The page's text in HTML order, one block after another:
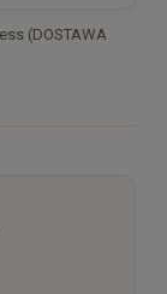
(DOSTAWA